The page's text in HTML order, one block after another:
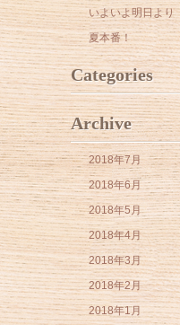
いよいよ明日より
夏本番！
Categories
Archive
2018年7月
2018年6月
2018年5月
2018年4月
2018年3月
2018年2月
2018年1月